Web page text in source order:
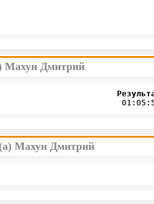
Махун Дмитрий
Результат
Махун Дмитрий